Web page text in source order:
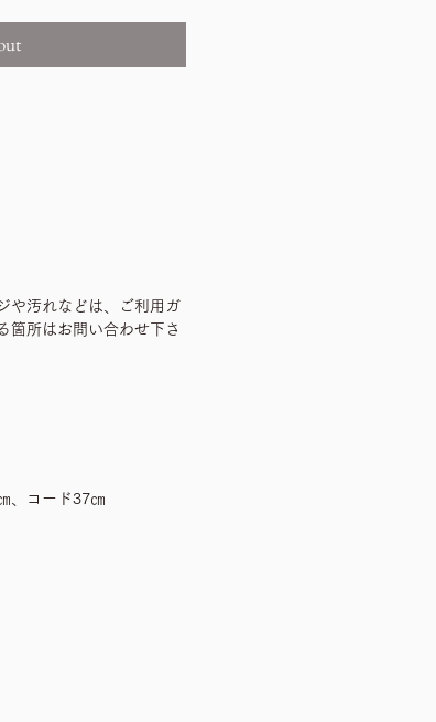
や汚れなどは、ご利用ガ
箇所はお問い合わせ下さ
、コード37㎝